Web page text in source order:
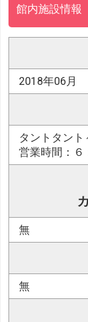
館内施設情報
2018年06月
タントタント
営業時間：６
無
無